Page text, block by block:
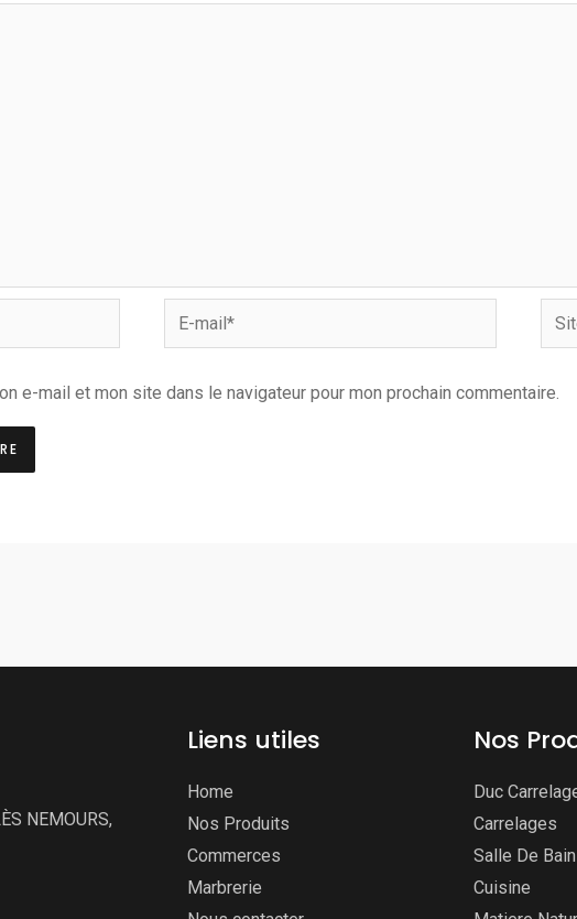
mail*
Site
e-mail et mon site dans le navigateur pour mon prochain commentaire.
NEMOURS,
Liens utiles
Home
Nos Produits
Commerces
Marbrerie
Nos
Duc
Carrelages
Salle De
Cuisine